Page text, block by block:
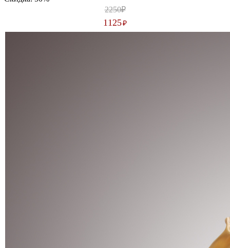
2250₽
1125₽